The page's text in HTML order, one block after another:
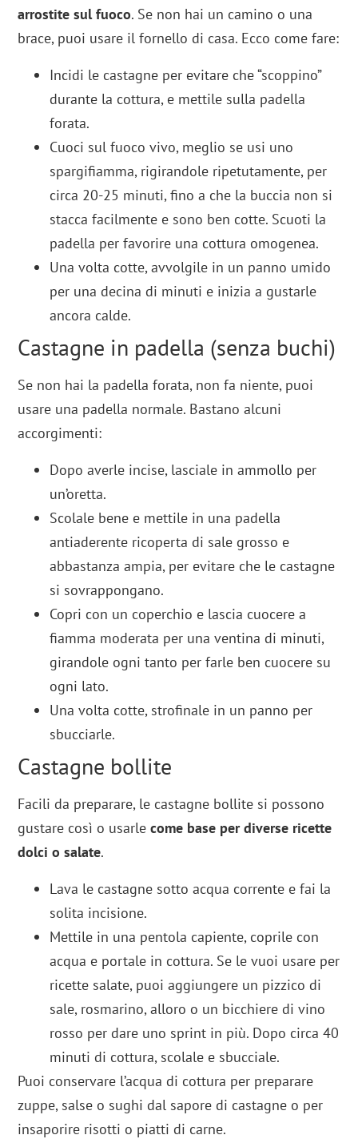
arrostite sul fuoco. Se non hai un camino o una
brace, puoi usare il fornello di casa. Ecco come fare:
Incidi le castagne per evitare che “scoppino”
durante la cottura, e mettile sulla padella
forata.
Cuoci sul fuoco vivo, meglio se usi uno
spargifiamma, rigirandole ripetutamente, per
circa 20-25 minuti, fino a che la buccia non si
stacca facilmente e sono ben cotte. Scuoti la
padella per favorire una cottura omogenea.
Una volta cotte, avvolgile in un panno umido
per una decina di minuti e inizia a gustarle
ancora calde.
Castagne in padella (senza buchi)
Se non hai la padella forata, non fa niente, puoi
usare una padella normale. Bastano alcuni
accorgimenti:
Dopo averle incise, lasciale in ammollo per
un’oretta.
Scolale bene e mettile in una padella
antiaderente ricoperta di sale grosso e
abbastanza ampia, per evitare che le castagne
si sovrappongano.
Copri con un coperchio e lascia cuocere a
fiamma moderata per una ventina di minuti,
girandole ogni tanto per farle ben cuocere su
ogni lato.
Una volta cotte, strofinale in un panno per
sbucciarle.
Castagne bollite
Facili da preparare, le castagne bollite si possono
gustare così o usarlecome base per diverse ricette
dolci o salate.
Lava le castagne sotto acqua corrente e fai la
solita incisione.
Mettile in una pentola capiente, coprile con
acqua e portale in cottura. Se le vuoi usare per
ricette salate, puoi aggiungere un pizzico di
sale, rosmarino, alloro o un bicchiere di vino
rosso per dare uno sprint in più. Dopo circa 40
minuti di cottura, scolale e sbucciale.
Puoi conservare l’acqua di cottura per preparare
zuppe, salse o sughi dal sapore di castagne o per
insaporire risotti o piatti di carne.